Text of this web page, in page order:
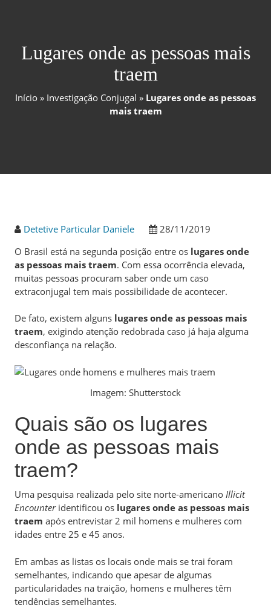
Lugares onde as pessoas mais
traem
Início » Investigação Conjugal » Lugares onde as pessoas
mais traem
Detetive Particular Daniele
28/11/2019
O Brasil está na segunda posição entre os lugares onde
as pessoas mais traem. Com essa ocorrência elevada,
muitas pessoas procuram saber onde um caso
extraconjugal tem mais possibilidade de acontecer.
De fato, existem alguns lugares onde as pessoas mais
traem, exigindo atenção redobrada caso já haja alguma
desconfiança na relação.
Imagem: Shutterstock
Quais são os lugares
onde as pessoas mais
traem?
Uma pesquisa realizada pelo site norte-americano Illicit
Encounteridentificou os lugares onde as pessoas mais
traem após entrevistar 2 mil homens e mulheres com
idades entre 25 e 45 anos.
Em ambas as listas os locais onde mais se trai foram
semelhantes, indicando que apesar de algumas
particularidades na traição, homens e mulheres têm
tendências semelhantes.